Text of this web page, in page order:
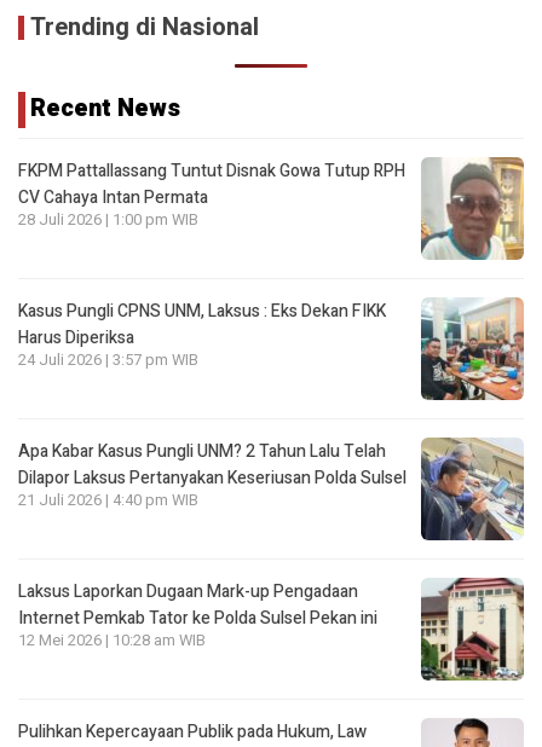
Trending di Nasional
Recent News
FKPM Pattallassang Tuntut Disnak Gowa Tutup RPH
CV Cahaya Intan Permata
28 Juli 2026 | 1:00 pm WIB
Kasus Pungli CPNS UNM, Laksus : Eks Dekan FIKK
Harus Diperiksa
24 Juli 2026 | 3:57 pm WIB
Apa Kabar Kasus Pungli UNM? 2 Tahun Lalu Telah
Dilapor Laksus Pertanyakan Keseriusan Polda Sulsel
21 Juli 2026 | 4:40 pm WIB
Laksus Laporkan Dugaan Mark-up Pengadaan
Internet Pemkab Tator ke Polda Sulsel Pekan ini
12 Mei 2026 | 10:28 am WIB
Pulihkan Kepercayaan Publik pada Hukum, Law